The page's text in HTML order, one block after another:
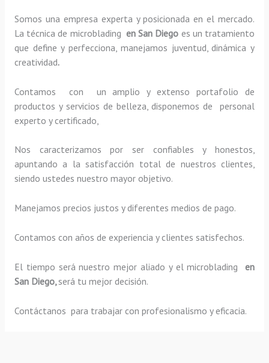
Somos una empresa experta y posicionada en el mercado.
La técnica de microblading en San Diego es un tratamiento
que define y perfecciona, manejamos juventud, dinámica y
creatividad.
Contamos con un amplio y extenso portafolio de
productos y servicios de belleza, disponemos de personal
experto y certificado,
Nos caracterizamos por ser confiables y honestos,
apuntando a la satisfacción total de nuestros clientes,
siendo ustedes nuestro mayor objetivo.
Manejamos precios justos y diferentes medios de pago.
Contamos con años de experiencia y clientes satisfechos.
El tiempo será nuestro mejor aliado y elmicroblading en
San Diego, será tu mejor decisión.
Contáctanos para trabajar con profesionalismo y eficacia.